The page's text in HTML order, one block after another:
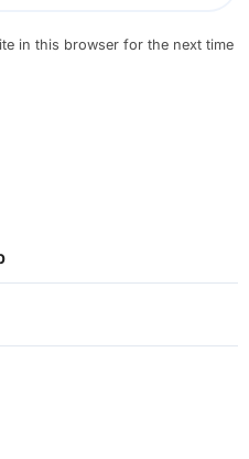
in this browser for the next time